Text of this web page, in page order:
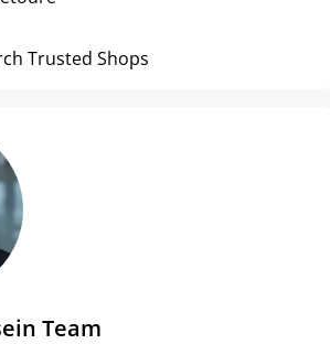
Trusted Shops
Team